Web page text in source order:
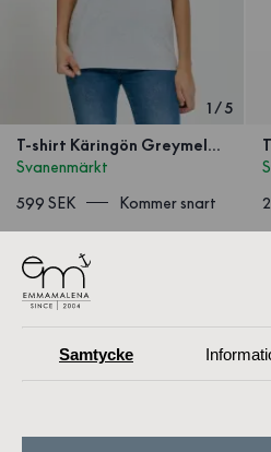
1/5
T-shirt Käringön Greymelange
Svanenmärkt
599 SEK
Kommer snart
Samtycke